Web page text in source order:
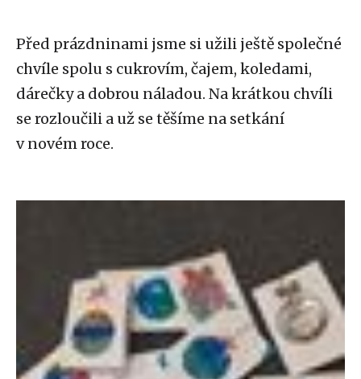
Před prázdninami jsme si užili ještě společné
chvíle spolu s cukrovím, čajem, koledami,
dárečky a dobrou náladou. Na krátkou chvíli
se rozloučili a už se těšíme na setkání
v novém roce.